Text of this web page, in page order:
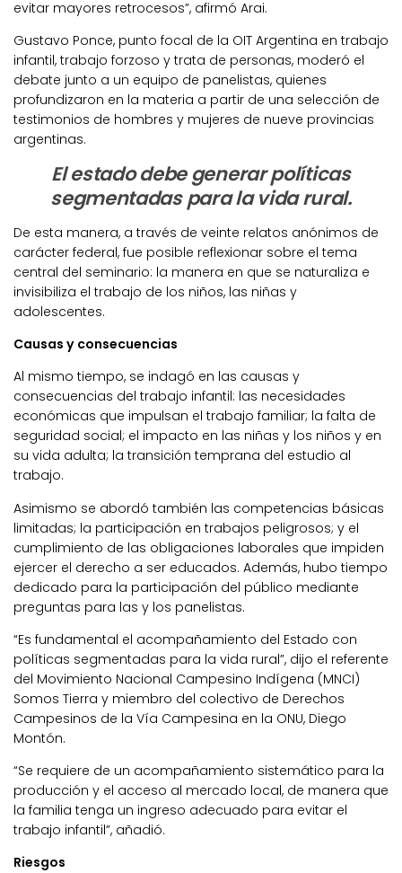
evitar mayores retrocesos”, afirmó Arai.
Gustavo Ponce, punto focal de la OIT Argentina en trabajo
infantil, trabajo forzoso y trata de personas, moderó el
debate junto a un equipo de panelistas, quienes
profundizaron en la materia a partir de una selección de
testimonios de hombres y mujeres de nueve provincias
argentinas.
El estado debe generar políticas
segmentadas para la vida rural.
De esta manera, a través de veinte relatos anónimos de
carácter federal, fue posible reflexionar sobre el tema
central del seminario: la manera en que se naturaliza e
invisibiliza el trabajo de los niños, las niñas y
adolescentes.
Causas y consecuencias
Al mismo tiempo, se indagó en las causas y
consecuencias del trabajo infantil: las necesidades
económicas que impulsan el trabajo familiar; la falta de
seguridad social; el impacto en las niñas y los niños y en
su vida adulta; la transición temprana del estudio al
trabajo.
Asimismo se abordó también las competencias básicas
limitadas; la participación en trabajos peligrosos; y el
cumplimiento de las obligaciones laborales que impiden
ejercer el derecho a ser educados. Además, hubo tiempo
dedicado para la participación del público mediante
preguntas para las y los panelistas.
“Es fundamental el acompañamiento del Estado con
políticas segmentadas para la vida rural”, dijo el referente
del Movimiento Nacional Campesino Indígena (MNCI)
Somos Tierra y miembro del colectivo de Derechos
Campesinos de la Vía Campesina en la ONU, Diego
Montón.
“Se requiere de un acompañamiento sistemático para la
producción y el acceso al mercado local, de manera que
la familia tenga un ingreso adecuado para evitar el
trabajo infantil”, añadió.
Riesgos